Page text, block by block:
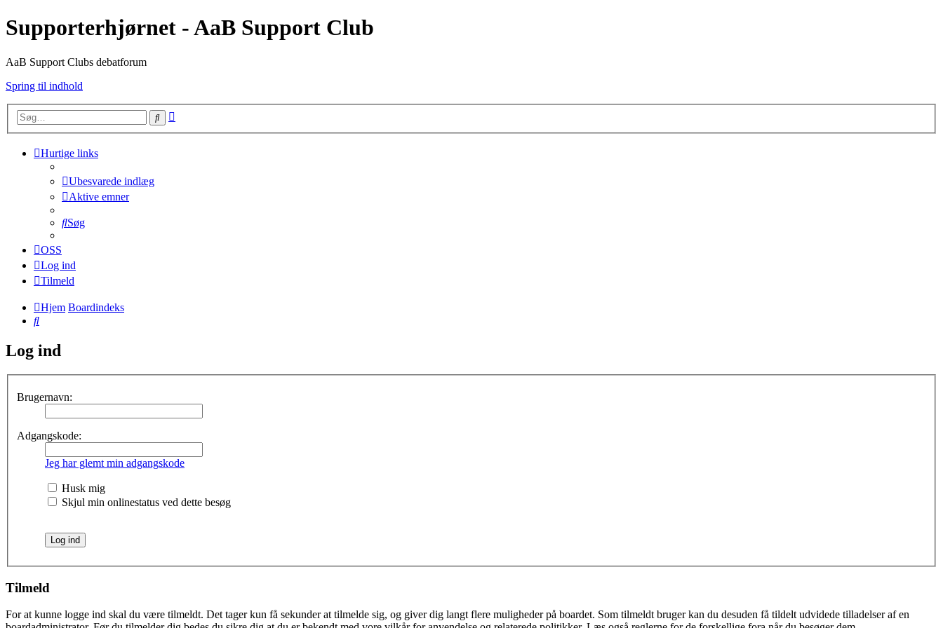
Supporterhjørnet - AaB Support Club
AaB Support Clubs debatforum
Spring til indhold
Søg
Hurtige links
Ubesvarede indlæg
Aktive emner
Søg
OSS
Log ind
Tilmeld
Hjem Boardindeks
Søg
Log ind
Brugernavn:
Adgangskode:
Jeg har glemt min adgangskode
Husk mig
Skjul min onlinestatus ved dette besøg
Tilmeld
For at kunne logge ind skal du være tilmeldt. Det tager kun få sekunder at tilmelde sig, og giver dig langt flere muligheder på boardet. Som tilmeldt bruger kan du desuden få tildelt udvidede tilladelser af en